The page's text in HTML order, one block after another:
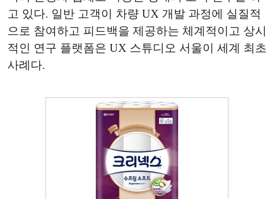
고 있다. 일반 고객이 차량 UX 개발 과정에 실질적
으로 참여하고 피드백을 제공하는 체계적이고 상시
적인 연구 플랫폼은 UX 스튜디오 서울이 세계 최초
사례다.